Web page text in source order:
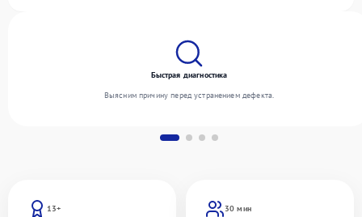
13+
30 мин
Быстрая диагностика
Выясним причину перед устранением дефекта.